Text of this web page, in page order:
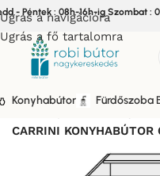
Ugrás a navigációra
Ugrás a fő tartalomra
- Péntek : 08h-16h-ig Szombat :
Konyhabútor Fürdőszoba
Kezdőlap
CARRINI